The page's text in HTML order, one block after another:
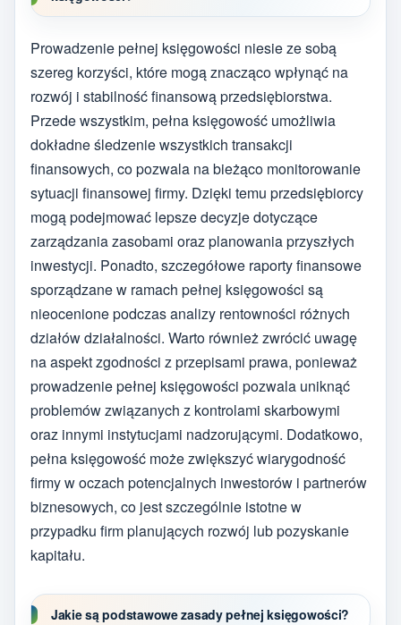
Prowadzenie pełnej księgowości niesie ze sobą
szereg korzyści, które mogą znacząco wpłynąć na
rozwój i stabilność finansową przedsiębiorstwa.
Przede wszystkim, pełna księgowość umożliwia
dokładne śledzenie wszystkich transakcji
finansowych, co pozwala na bieżąco monitorowanie
sytuacji finansowej firmy. Dzięki temu przedsiębiorcy
mogą podejmować lepsze decyzje dotyczące
zarządzania zasobami oraz planowania przyszłych
inwestycji. Ponadto, szczegółowe raporty finansowe
sporządzane w ramach pełnej księgowości są
nieocenione podczas analizy rentowności różnych
działów działalności. Warto również zwrócić uwagę
na aspekt zgodności z przepisami prawa, ponieważ
prowadzenie pełnej księgowości pozwala uniknąć
problemów związanych z kontrolami skarbowymi
oraz innymi instytucjami nadzorującymi. Dodatkowo,
pełna księgowość może zwiększyć wiarygodność
firmy w oczach potencjalnych inwestorów i partnerów
biznesowych, co jest szczególnie istotne w
przypadku firm planujących rozwój lub pozyskanie
kapitału.
Jakie są podstawowe zasady pełnej księgowości?